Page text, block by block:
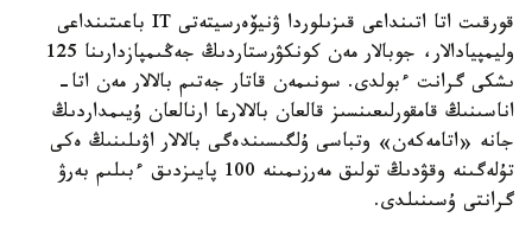
قورقىت اتا اتىنداعى قىزىلوردا ۋنيۆەرسيتەتى IT باعىتىنداعى
وليمپيادالار، جوبالار مەن كونكۋرستاردىڭ جەڭىمپازدارىنا 125
ىشكى گرانت ءبولدى. سونىمەن قاتار جەتىم بالالار مەن اتا-
اناسىنىڭ قامقورلىعىنسىز قالعان بالالارعا ارنالعان ۇيىمداردىڭ
جانە «اتامەكەن» وتباسى ۇلگىسىندەگى بالالار اۋىلىنىڭ ەكى
تۇلەگىنە وقۋدىڭ تولىق مەرزىمىنە 100 پايىزدىق ءبىلىم بەرۋ
گرانتى ۇسىنىلدى.